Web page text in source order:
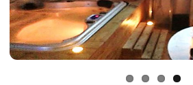
Previous